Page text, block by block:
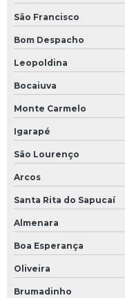
Otimização de
Painel elétrico para
Projeto de
Projeto de
preço
Projeto de instalação
Projeto e instalação
Projeto de sistema de
Projeto de sistema
Projeto de tubulação
São Francisco
Bom Despacho
Leopoldina
Bocaiuva
Monte Carmelo
Igarapé
São Lourenço
Arcos
Santa Rita do Sapucaí
Almenara
Boa Esperança
Oliveira
Brumadinho